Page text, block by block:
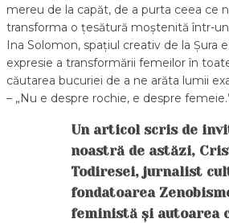
mereu de la capăt, de a purta ceea ce
transforma o țesătură moștenită într-
Ina Solomon, spațiul creativ de la Șura
expresie a transformării femeilor în
căutarea bucuriei de a ne arăta lumii
– „Nu e despre rochie, e despre
Un articol scris de
noastră de astăzi,
Todiresei, jurnalist
fondatoarea
feministă și autoarea